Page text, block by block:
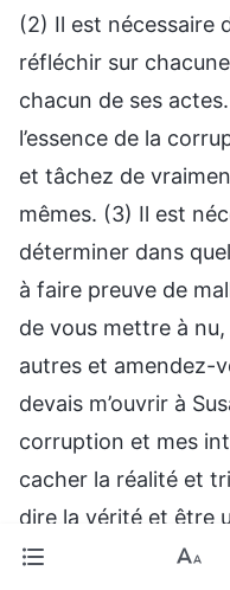
(2) Il est nécessaire
réfléchir sur
chacun de ses
l’essence de la
et tâchez de
mêmes. (3) Il est
déterminer dans
à faire preuve de
de vous mettre à
autres et amendez-
devais m’ouvrir à
corruption et mes
cacher la réalité et
dire la vérité et être
qu’il arrive. Je savais